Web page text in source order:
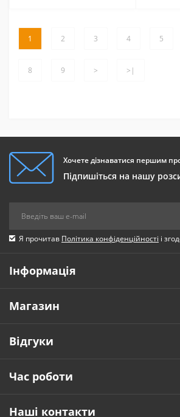
1 2 3 4 5
8 9 > >|
Хочете дізнаватися першим
Підпишіться на нашу
Я прочитав Політика конфіденційності і
Інформація
Магазин
Відгуки
Час роботи
Наші контакти